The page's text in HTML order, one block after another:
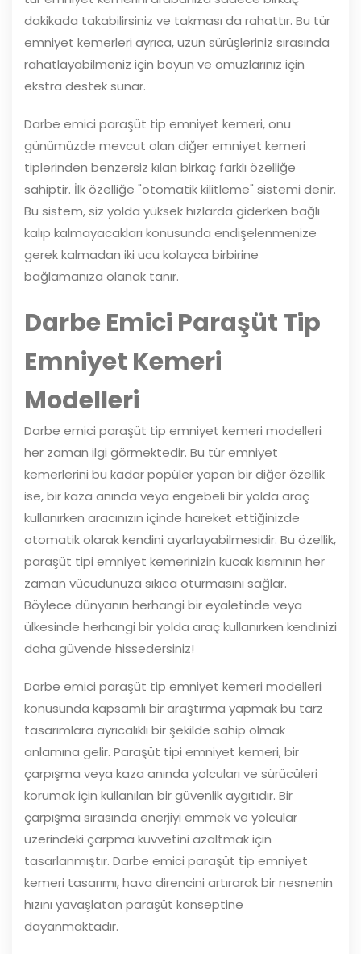
dakikada takabilirsiniz ve takması da rahattır. Bu tür
emniyet kemerleri ayrıca, uzun sürüşleriniz sırasında
rahatlayabilmeniz için boyun ve omuzlarınız için
ekstra destek sunar.
Darbe emici paraşüt tip emniyet kemeri, onu
günümüzde mevcut olan diğer emniyet kemeri
tiplerinden benzersiz kılan birkaç farklı özelliğe
sahiptir. İlk özelliğe "otomatik kilitleme" sistemi denir.
Bu sistem, siz yolda yüksek hızlarda giderken bağlı
kalıp kalmayacakları konusunda endişelenmenize
gerek kalmadan iki ucu kolayca birbirine
bağlamanıza olanak tanır.
Darbe Emici Paraşüt Tip
Emniyet Kemeri
Modelleri
Darbe emici paraşüt tip emniyet kemeri modelleri
her zaman ilgi görmektedir. Bu tür emniyet
kemerlerini bu kadar popüler yapan bir diğer özellik
ise, bir kaza anında veya engebeli bir yolda araç
kullanırken aracınızın içinde hareket ettiğinizde
otomatik olarak kendini ayarlayabilmesidir. Bu özellik,
paraşüt tipi emniyet kemerinizin kucak kısmının her
zaman vücudunuza sıkıca oturmasını sağlar.
Böylece dünyanın herhangi bir eyaletinde veya
ülkesinde herhangi bir yolda araç kullanırken kendinizi
daha güvende hissedersiniz!
Darbe emici paraşüt tip emniyet kemeri modelleri
konusunda kapsamlı bir araştırma yapmak bu tarz
tasarımlara ayrıcalıklı bir şekilde sahip olmak
anlamına gelir. Paraşüt tipi emniyet kemeri, bir
çarpışma veya kaza anında yolcuları ve sürücüleri
korumak için kullanılan bir güvenlik aygıtıdır. Bir
çarpışma sırasında enerjiyi emmek ve yolcular
üzerindeki çarpma kuvvetini azaltmak için
tasarlanmıştır. Darbe emici paraşüt tip emniyet
kemeri tasarımı, hava direncini artırarak bir nesnenin
hızını yavaşlatan paraşüt konseptine
dayanmaktadır.